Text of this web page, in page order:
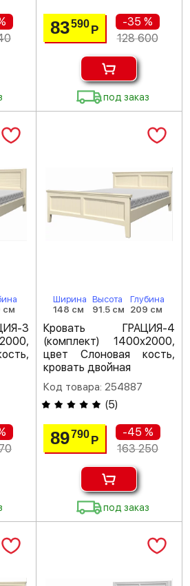
83590 Р
-35 %
128 600
под заказ
см
3
Ширина
148 см
Высота
91.5 см
Глубина
209 см
Кровать ГРАЦИЯ-4
(комплект) 1400х2000,
цвет Слоновая кость,
кровать двойная
Код товара: 254887
(5)
89790 Р
-45 %
163 250
под заказ